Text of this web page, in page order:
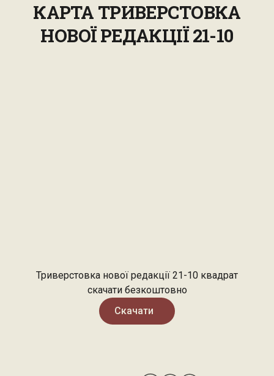
КАРТА ТРИВЕРСТОВКА
НОВОЇ РЕДАКЦІЇ 21-10
Триверстовка нової редакції 21-10 квадрат
скачати безкоштовно
Скачати